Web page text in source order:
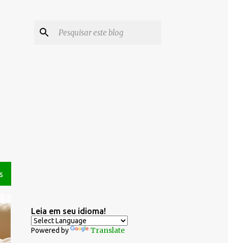
Leia em seu idioma!
Powered by Translate